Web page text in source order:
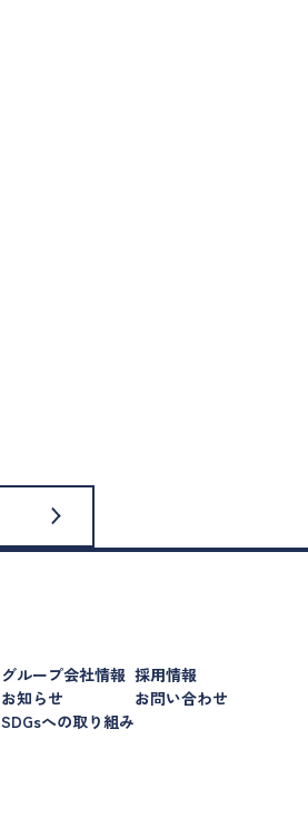
グループ会社情報
お知らせ
SDGsへの取り組み
採用情報
お問い合わせ